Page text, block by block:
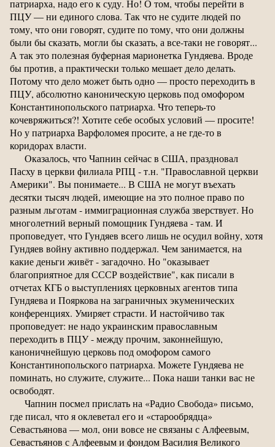
патриарха, надо его к суду. Но! О том, чтобы перейти в
ПЦУ — ни единого слова. Так что не судите людей по
тому, что они говорят, судите по тому, что они должны
были бы сказать, могли бы сказать, а все-таки не говорят...
А так это полезная буферная марионетка Гундяева. Вроде
бы против, а практически только мешает дело делать.
Потому что дело может быть одно — просто переходить в
ПЦУ, абсолютно каноническую церковь под омофором
Константинопольского патриарха. Что теперь-то
кочевряжиться?! Хотите себе особых условий — просите!
Но у патриарха Варфоломея просите, а не где-то в
коридорах власти.
Оказалось, что Чапнин сейчас в США, праздновал
Пасху в церкви филиала РПЦ - т.н. "Православной церкви
Америки". Вы понимаете... В США не могут въехать
десятки тысяч людей, имеющие на это полное право по
разным льготам - иммиграционная служба зверствует. Но
многолетний верный помощник Гундяева - там. И
проповедует, что Гундяев всего лишь не осудил войну, хотя
Гундяев войну активно поддержал. Чем занимается, на
какие деньги живёт - загадочно. Но "оказывает
благоприятное для СССР воздействие", как писали в
отчетах КГБ о выступлениях церковных агентов типа
Гундяева и Пояркова на заграничных экуменических
конференциях. Умиряет страсти. И настойчиво так
проповедует: не надо украинским православным
переходить в ПЦУ - между прочим, законнейшую,
каноничнейшую церковь под омофором самого
Константинопольского патриарха. Можете Гундяева не
поминать, но служите, служите... Пока наши танки вас не
освободят.
Чапнин посмел прислать на «Радио Свобода» письмо,
где писал, что я оклеветал его и «старообрядца»
Севастьянова — мол, они вовсе не связаны с Алфеевым,
Севастьянов с Алфеевым и фондом Василия Великого